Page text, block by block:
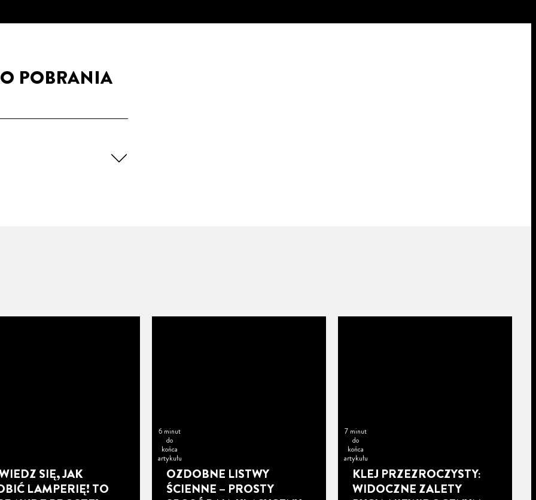
POBRANIA
SIĘ, JAK
LAMPERIĘ! TO
6 minut
do
końca
artykułu
OZDOBNE LISTWY
ŚCIENNE – PROSTY
7 minut
do
końca
artykułu
KLEJ PRZEZROCZYSTY:
WIDOCZNE ZALETY